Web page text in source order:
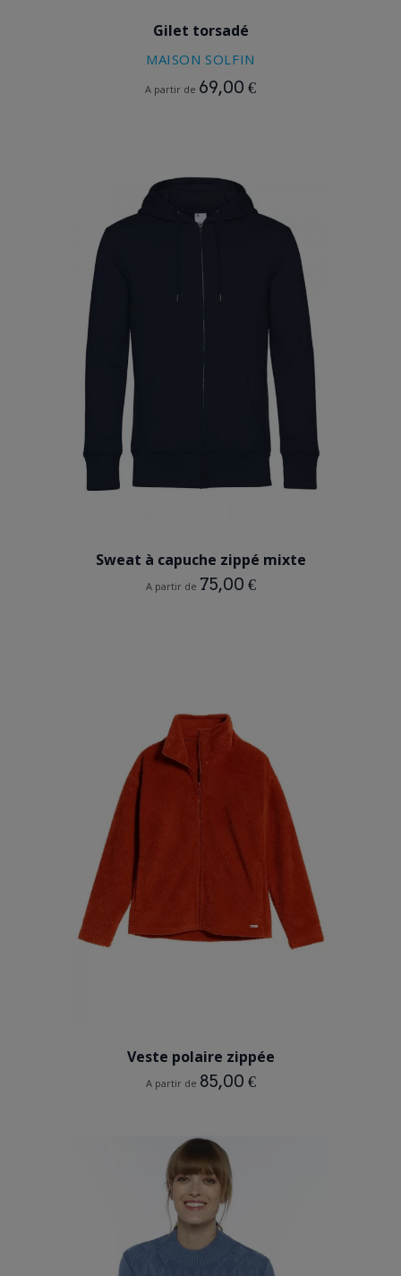
Gilet torsadé
MAISON SOLFIN
A partir de 69,00 €
Sweat à capuche zippé mixte
A partir de 75,00 €
Veste polaire zippée
A partir de 85,00 €